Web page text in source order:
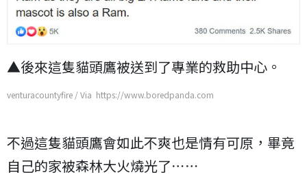
▲後來這隻貓頭鷹被送到了專業的救助中心。
venturacountyfire / Via https://www.boredpanda.com
不過這隻貓頭鷹會如此不爽也是情有可原，畢竟
自己的家被森林大火燒光了⋯⋯